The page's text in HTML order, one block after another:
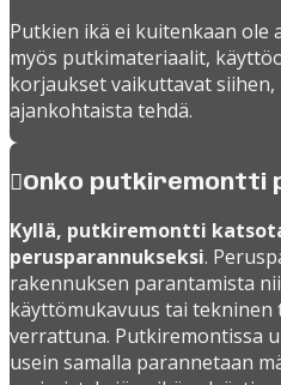
Putkien ikä ei kuitenkaan ole
myös putkimateriaalit,
korjaukset vaikuttavat
ajankohtaista tehdä.
Onko putkiremontti
Kyllä, putkiremontti
perusparannukseksi.
rakennuksen parantamista
käyttömukavuus tai tekninen
verrattuna. Putkiremontissa
usein samalla parannetaan